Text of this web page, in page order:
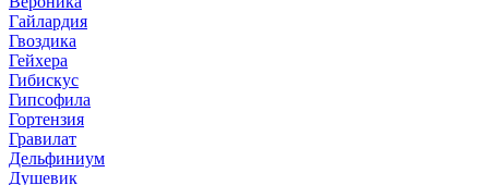
Гайлардия
Гвоздика
Гейхера
Гибискус
Гипсофила
Гортензия
Гравилат
Дельфиниум
Душевик